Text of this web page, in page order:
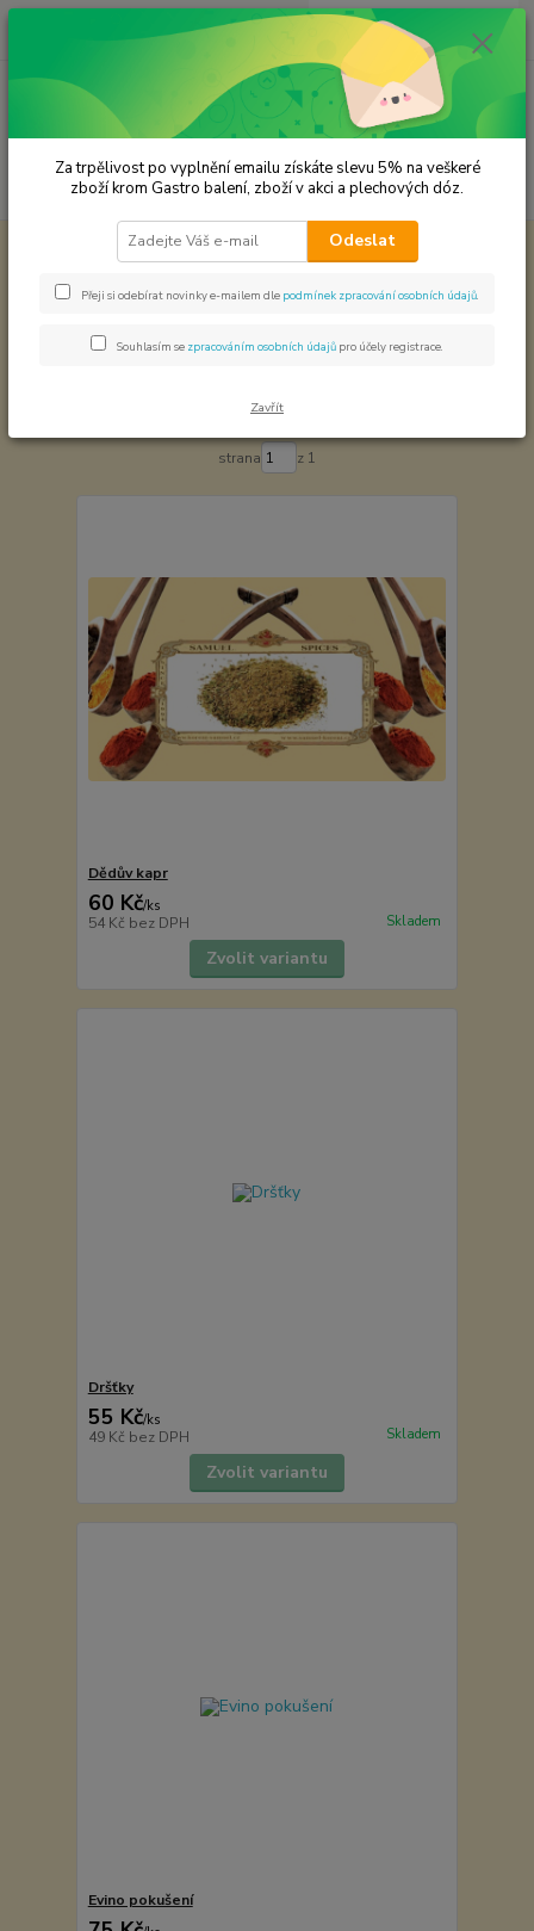
Menu
Hledat
ks
za 0,00 Kč
Světová kuchyně - koření
Ostatní
Zobrazuji 1-6 z 6
strana z 1
Dědův kapr
60 Kč/ks
54 Kč bez DPH Skladem
Zvolit variantu
Dršťky
55 Kč/ks
49 Kč bez DPH Skladem
Zvolit variantu
Evino pokušení
Za trpělivost po vyplnění emailu získáte slevu 5% na veškeré
zboží krom Gastro balení, zboží v akci a plechových dóz.
Odeslat
Přeji si odebírat novinky e-mailem dle podmínek zpracování osobních údajů
Souhlasím se zpracováním osobních údajů pro účely registrace.
Zavřít